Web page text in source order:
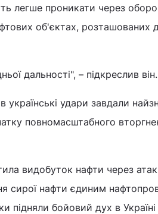
легше проникати через
об'єктах, розташованих
дальності", – підкреслив він.
українські удари завдали
повномасштабного
видобуток нафти через
сирої нафти єдиним
підняли бойовий дух в Україні